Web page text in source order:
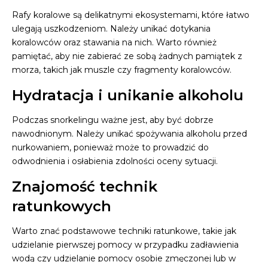
Rafy koralowe są delikatnymi ekosystemami, które łatwo
ulegają uszkodzeniom. Należy unikać dotykania
koralowców oraz stawania na nich. Warto również
pamiętać, aby nie zabierać ze sobą żadnych pamiątek z
morza, takich jak muszle czy fragmenty koralowców.
Hydratacja i unikanie alkoholu
Podczas snorkelingu ważne jest, aby być dobrze
nawodnionym. Należy unikać spożywania alkoholu przed
nurkowaniem, ponieważ może to prowadzić do
odwodnienia i osłabienia zdolności oceny sytuacji.
Znajomość technik
ratunkowych
Warto znać podstawowe techniki ratunkowe, takie jak
udzielanie pierwszej pomocy w przypadku zadławienia
wodą czy udzielanie pomocy osobie zmęczonej lub w